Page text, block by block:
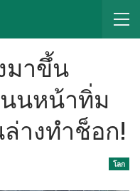
มาขึ้น
นหน้าทิ่ม
างทำช็อก!
โลก